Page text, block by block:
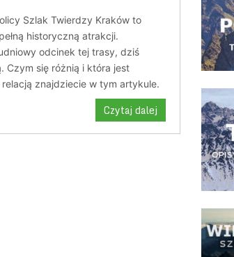
Szlak Twierdzy Kraków to
historyczną atrakcji.
odcinek tej trasy, dziś
Czym się różnią i która jest
znajdziecie w tym artykule.
Czytaj dalej